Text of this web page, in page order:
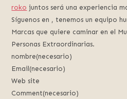
roko juntos será una experiencia
Síguenos en , tenemos un equipo
Marcas que quiere caminar en el
Personas Extraordinarias.
nombre(necesario)
Email(necesario)
Web site
Comment(necesario)